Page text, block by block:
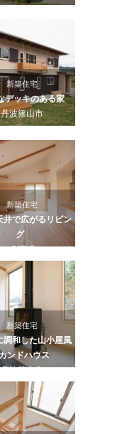
新築住宅
デッキのある家
丹波篠山市
新築住宅
井で広がるリビン
グ
多可町
新築住宅
調和した山小屋風
ンドハウス
丹波篠山市